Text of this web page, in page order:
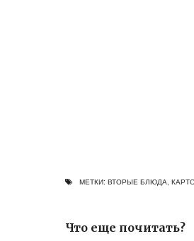
МЕТКИ: ВТОРЫЕ БЛЮДА,
Что еще почитать?